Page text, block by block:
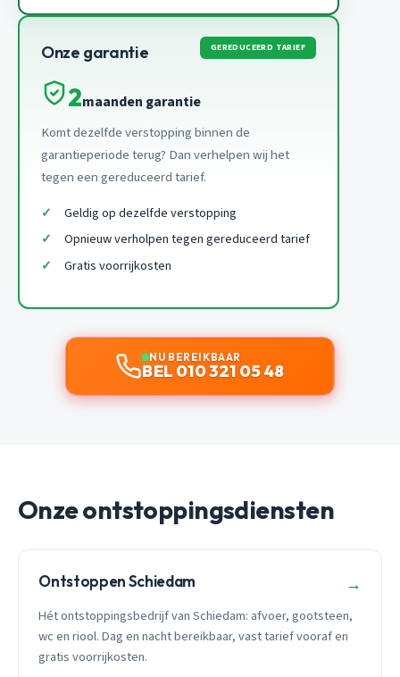
Onze garantie GEREDUCEERD TARIEF
2maanden garantie
Komt dezelfde verstopping binnen de
garantieperiode terug? Dan verhelpen wij het
tegen een gereduceerd tarief.
Geldig op dezelfde verstopping
Opnieuw verholpen tegen gereduceerd tarief
Gratis voorrijkosten
NU BEREIKBAAR
BEL 010 321 05 48
Onze ontstoppingsdiensten
Ontstoppen Schiedam →
Hét ontstoppingsbedrijf van Schiedam: afvoer, gootsteen,
wc en riool. Dag en nacht bereikbaar, vast tarief vooraf en
gratis voorrijkosten.